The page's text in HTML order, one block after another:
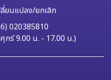
ยนแปลง/ยกเลิก
020385810
กร์ 9.00 น. - 17.00 น.)